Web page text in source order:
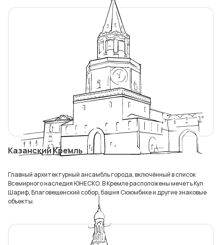
Казанский Кремль
Главный архитектурный ансамбль города, включённый в список
Всемирного наследия ЮНЕСКО. В Кремле расположены мечеть Кул
Шариф, Благовещенский собор, башня Сююмбике и другие знаковые
объекты.